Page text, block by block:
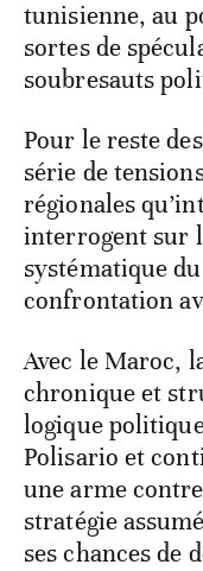
tunisienne, au
sortes de
soubresauts
Pour le reste
série de
régionales
interrogent sur
systématique
confrontation
Avec le Maroc,
chronique et
logique
Polisario et
une arme
stratégie
ses chances de